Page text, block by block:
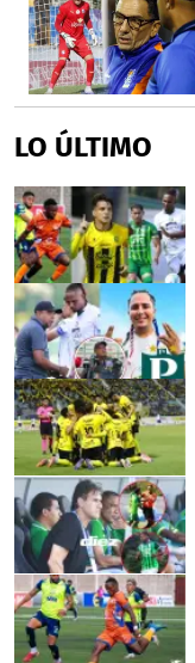
LO ÚLTIMO